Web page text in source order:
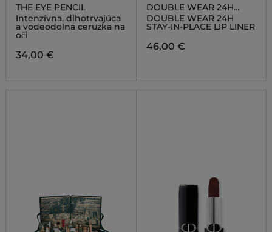
THE EYE PENCIL
Intenzívna, dlhotrvajúca
a vodeodolná ceruzka na
oči
34,00 €
DOUBLE WEAR 24H
STAY-IN-PLACE LIP LINER
DOUBLE WEAR 24H
STAY-IN-PLACE LIP LINER
46,00 €